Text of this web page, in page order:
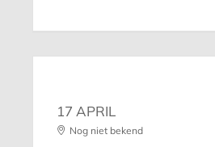
17 APRIL
Nog niet bekend